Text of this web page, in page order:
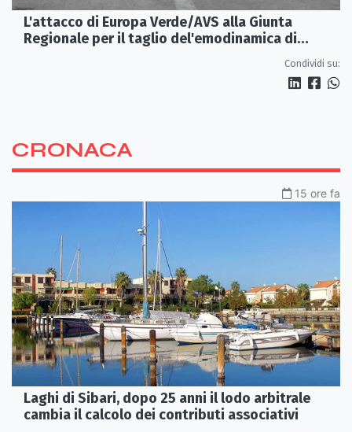
L'attacco di Europa Verde/AVS alla Giunta
Regionale per il taglio del'emodinamica di
Condividi su:
CRONACA
15 ore fa
Laghi di Sibari, dopo 25 anni il lodo arbitrale
cambia il calcolo dei contributi associativi